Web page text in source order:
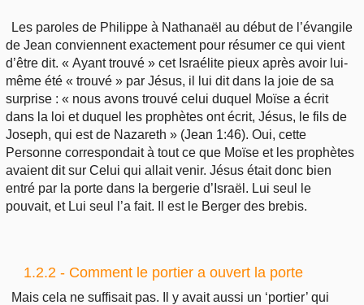
Les paroles de Philippe à Nathanaël au début de l’évangile
de Jean conviennent exactement pour résumer ce qui vient
d’être dit. « Ayant trouvé » cet Israélite pieux après avoir lui-
même été « trouvé » par Jésus, il lui dit dans la joie de sa
surprise : « nous avons trouvé celui duquel Moïse a écrit
dans la loi et duquel les prophètes ont écrit, Jésus, le fils de
Joseph, qui est de Nazareth » (Jean 1:46). Oui, cette
Personne correspondait à tout ce que Moïse et les prophètes
avaient dit sur Celui qui allait venir. Jésus était donc bien
entré par la porte dans la bergerie d’Israël. Lui seul le
pouvait, et Lui seul l’a fait. Il est le Berger des brebis.
1.2.2 - Comment le portier a ouvert la porte
Mais cela ne suffisait pas. Il y avait aussi un ‘portier’ qui